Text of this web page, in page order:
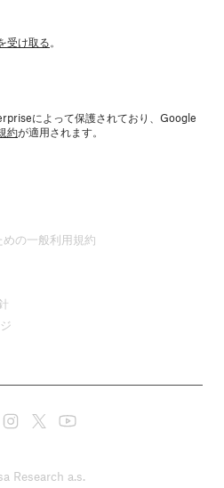
受け取る。
によって保護されており、Google
約が適用されます。
の一般利用規約
Research a.s.